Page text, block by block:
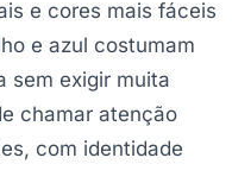
e cores mais fáceis
e azul costumam
sem exigir muita
chamar atenção
com identidade